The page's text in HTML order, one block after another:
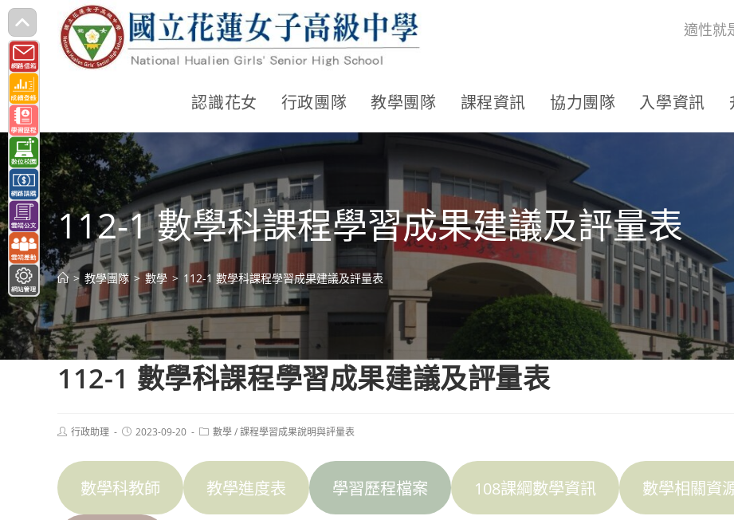
跳
轉
至
主
要
內
容
適性就
認識花女 行政團隊 教學團隊 課程資訊 協力團隊 入學資訊
112-1 數學科課程學習成果建議及評量表
> 教學團隊 > 數學 > 112-1 數學科課程學習成果建議及評量表
112-1 數學科課程學習成果建議及評量表
Post行政助理
Post2023-09-20
Post數學/課程學習成果說明與評量表
數學科教師 教學進度表 學習歷程檔案 108課綱數學資訊 數學相關資